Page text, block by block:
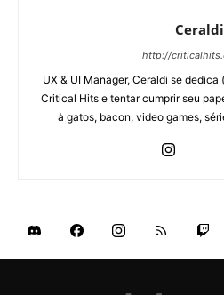
Ceraldi
http://
UX & UI Manager, Ceraldi se
Critical Hits e tentar cumprir seu
à gatos, bacon, video games,